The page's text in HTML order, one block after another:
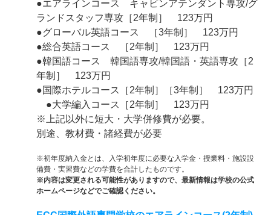
●エアラインコース キャビンアテンダント専攻/グ
ランドスタッフ専攻［2年制］ 123万円
●グローバル英語コース ［3年制］ 123万円
●総合英語コース ［2年制］ 123万円
●韓国語コース 韓国語専攻/韓国語・英語専攻［2
年制］ 123万円
●国際ホテルコース［2年制］［3年制］ 123万円
●大学編入コース［2年制］ 123万円
※上記以外に短大・大学併修費が必要。
別途、教材費・諸経費が必要
※初年度納入金とは、入学初年度に必要な入学金・授業料・施設設
備費・実習費などの学費を合計したものです。
※内容は変更される可能性がありますので、最新情報は学校の公式
ホームページなどでご確認ください。